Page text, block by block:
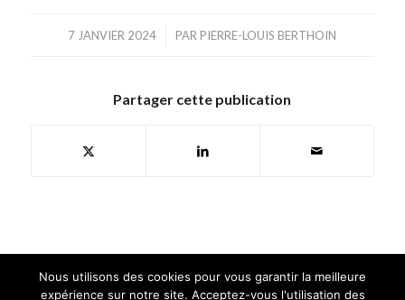
7 JANVIER 2024
/ PAR PIERRE-LOUIS BERTHOIN
Partager cette publication
Nous utilisons des cookies pour vous garantir la meilleure
expérience sur notre site. Acceptez-vous l'utilisation des